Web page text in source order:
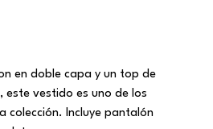
en doble capa y un top de
este vestido es uno de los
colección. Incluye pantalón